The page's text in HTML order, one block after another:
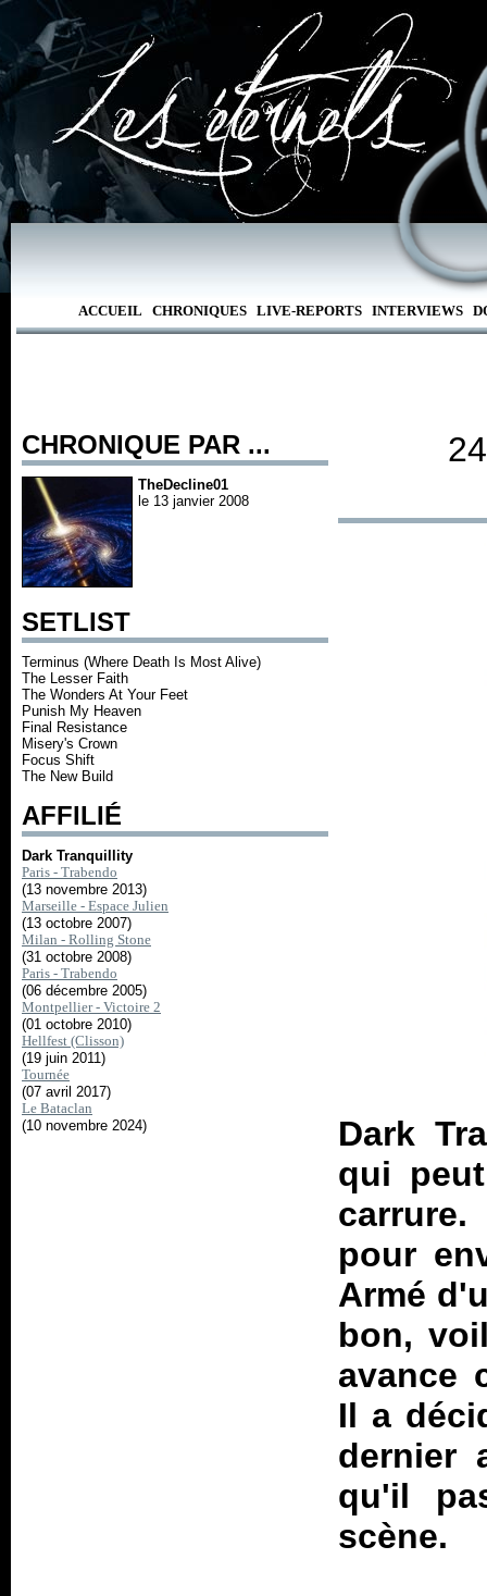
ACCUEIL CHRONIQUES LIVE-REPORTS INTERVIEWS
CHRONIQUE PAR ...
TheDecline01
le 13 janvier 2008
SETLIST
Terminus (Where Death Is Most Alive)
The Lesser Faith
The Wonders At Your Feet
Punish My Heaven
Final Resistance
Misery's Crown
Focus Shift
The New Build
AFFILIÉ
Dark Tranquillity
Paris - Trabendo
(13 novembre 2013)
Marseille - Espace Julien
(13 octobre 2007)
Milan - Rolling Stone
(31 octobre 2008)
Paris - Trabendo
(06 décembre 2005)
Montpellier - Victoire 2
(01 octobre 2010)
Hellfest (Clisson)
(19 juin 2011)
Tournée
(07 avril 2017)
Le Bataclan
(10 novembre 2024)
Dark
qui
pour
Armé
bon,
avance
Il a
dernier
qu'il
scène.